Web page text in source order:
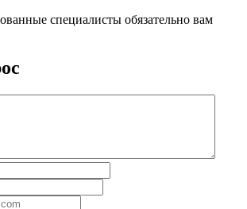
специалисты обязательно вам